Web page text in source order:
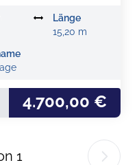
Länge
15,20 m
4.700,00 €
1